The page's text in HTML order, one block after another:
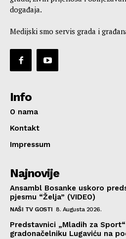
događaja.
Medijski smo servis grada i
Info
O nama
Kontakt
Impressum
Najnovije
Ansambl Bosanke uskoro
pjesmu “Želja” (VIDEO)
NAŠI TV GOSTI 8. Augusta 2026.
Predstavnici „Mladih za
gradonačelniku Lugaviću na